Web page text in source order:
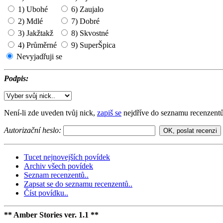
1) Ubohé
6) Zaujalo
2) Mdlé
7) Dobré
3) Jakžtakž
8) Skvostné
4) Průměrné
9) SuperŠpica
Nevyjadřuji se
Podpis:
Není-li zde uveden tvůj nick, zapiš se nejdříve do seznamu
Autorizační heslo:
Tucet nejnovejších povídek
Archiv všech povídek
Seznam recenzentů..
Zapsat se do seznamu recenzentů..
Číst povídku..
** Amber Stories ver. 1.1 **